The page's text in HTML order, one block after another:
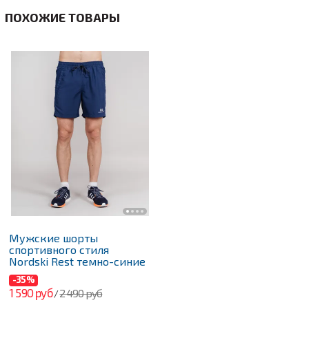
ПОХОЖИЕ ТОВАРЫ
Мужские шорты
спортивного стиля
Nordski Rest темно-синие
-35%
1 590 руб/2 490 руб